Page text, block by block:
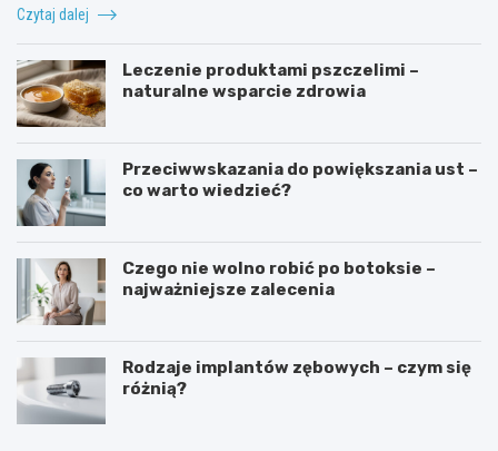
Czytaj dalej
Leczenie produktami pszczelimi –
naturalne wsparcie zdrowia
Przeciwwskazania do powiększania ust –
co warto wiedzieć?
Czego nie wolno robić po botoksie –
najważniejsze zalecenia
Rodzaje implantów zębowych – czym się
różnią?
T
K